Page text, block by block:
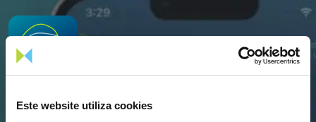
Este website utiliza cookies
Descarregar